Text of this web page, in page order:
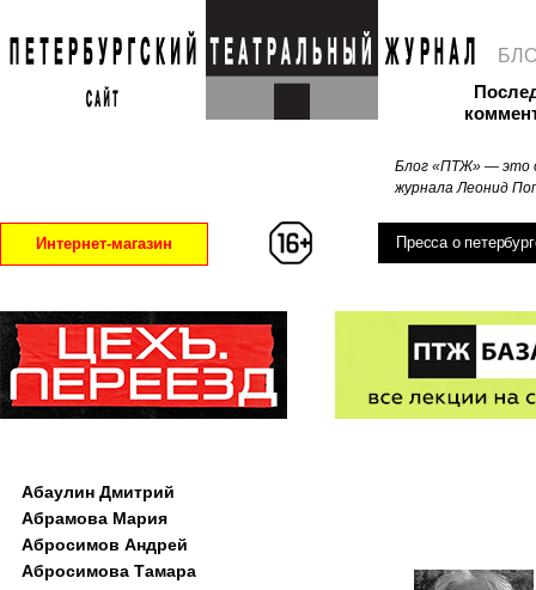
Блог «ПТЖ» — это
журнала Леонид
Интернет-магазин Пресса о
Абаулин Дмитрий
Абрамова Мария
Абросимов Андрей
Абросимова Тамара